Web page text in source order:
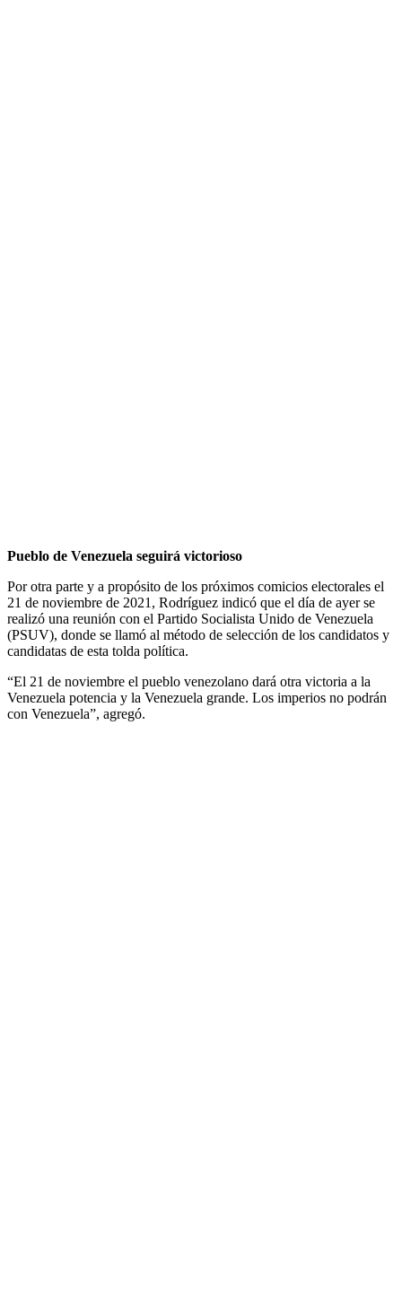
Pueblo de Venezuela seguirá victorioso
Por otra parte y a propósito de los próximos comicios electorales el
21 de noviembre de 2021, Rodríguez indicó que el día de ayer se
realizó una reunión con el Partido Socialista Unido de Venezuela
(PSUV), donde se llamó al método de selección de los candidatos y
candidatas de esta tolda política.
“El 21 de noviembre el pueblo venezolano dará otra victoria a la
Venezuela potencia y la Venezuela grande. Los imperios no podrán
con Venezuela”, agregó.